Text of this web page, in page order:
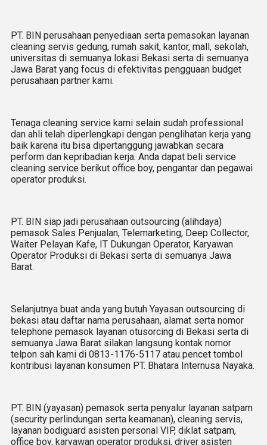
PT. BIN perusahaan penyediaan serta pemasokan layanan
cleaning servis gedung, rumah sakit, kantor, mall, sekolah,
universitas di semuanya lokasi Bekasi serta di semuanya
Jawa Barat yang focus di efektivitas pengguaan budget
perusahaan partner kami.
Tenaga cleaning service kami selain sudah professional
dan ahli telah diperlengkapi dengan penglihatan kerja yang
baik karena itu bisa dipertanggung jawabkan secara
perform dan kepribadian kerja. Anda dapat beli service
cleaning service berikut office boy, pengantar dan pegawai
operator produksi.
PT. BIN siap jadi perusahaan outsourcing (alihdaya)
pemasok Sales Penjualan, Telemarketing, Deep Collector,
Waiter Pelayan Kafe, IT Dukungan Operator, Karyawan
Operator Produksi di Bekasi serta di semuanya Jawa
Barat.
Selanjutnya buat anda yang butuh Yayasan outsourcing di
bekasi atau daftar nama perusahaan, alamat serta nomor
telephone pemasok layanan otusorcing di Bekasi serta di
semuanya Jawa Barat silakan langsung kontak nomor
telpon sah kami di 0813-1176-5117 atau pencet tombol
kontribusi layanan konsumen PT. Bhatara Internusa Nayaka.
PT. BIN (yayasan) pemasok serta penyalur layanan satpam
(security perlindungan serta keamanan), cleaning servis,
layanan bodiguard asisten personal VIP, diklat satpam,
office boy, karyawan operator produksi, driver asisten